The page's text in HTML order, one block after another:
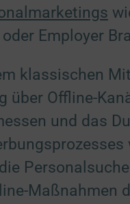
Employer
klassischen
über Offline-
und das
Maßnahmen